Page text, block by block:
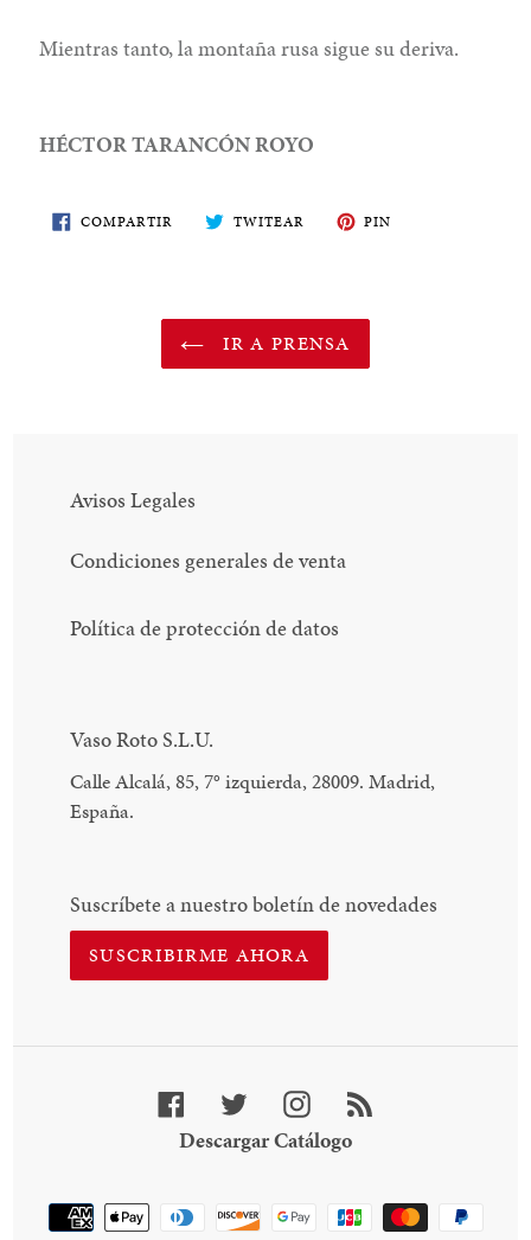
Mientras tanto, la montaña rusa sigue su deriva.
HÉCTOR TARANCÓN ROYO
COMPARTIR COMPARTE
EN
TWITEAR TWITEA
EN
PIN
IR A PRENSA
Avisos Legales
Condiciones generales de venta
Política de protección de datos
Vaso Roto S.L.U.
Calle Alcalá, 85, 7° izquierda, 28009. Madrid,
España.
Suscríbete a nuestro boletín de novedades
SUSCRIBIRME AHORA
Facebook TwitterInstagram
Descargar CatálogoDescargar
Método